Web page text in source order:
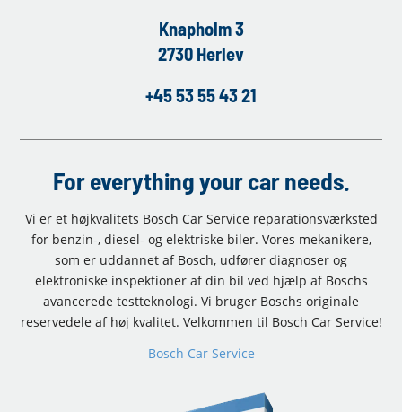
Knapholm 3
2730 Herlev
+45 53 55 43 21
For everything your car needs.
Vi er et højkvalitets Bosch Car Service reparationsværksted
for benzin-, diesel- og elektriske biler. Vores mekanikere,
som er uddannet af Bosch, udfører diagnoser og
elektroniske inspektioner af din bil ved hjælp af Boschs
avancerede testteknologi. Vi bruger Boschs originale
reservedele af høj kvalitet. Velkommen til Bosch Car Service!
Bosch Car Service